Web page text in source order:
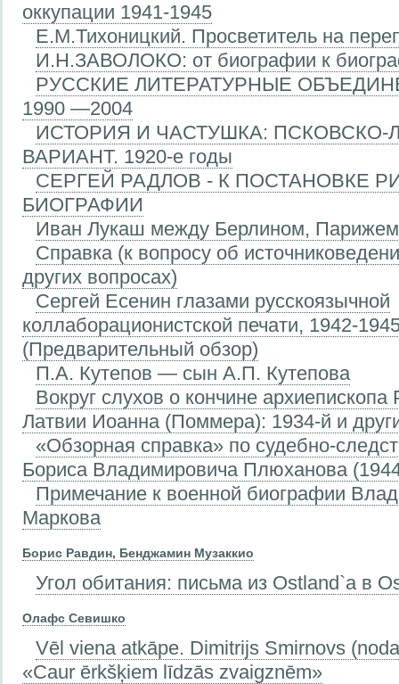
оккупации 1941-1945
Е.М.Тихоницкий. Просветитель на
И.Н.ЗАВОЛОКО: от биографии к
РУССКИЕ ЛИТЕРАТУРНЫЕ
1990 —2004
ИСТОРИЯ И ЧАСТУШКА: ПСКОВСКО-
ВАРИАНТ. 1920-е годы
СЕРГЕЙ РАДЛОВ - К ПОСТАНОВКЕ
БИОГРАФИИ
Иван Лукаш между Берлином,
Справка (к вопросу об
других вопросах)
Сергей Есенин глазами русскоязычной
коллаборационистской печати, 1942-1945
(Предварительный обзор)
П.А. Кутепов — сын А.П. Кутепова
Вокруг слухов о кончине архиепископа
Латвии Иоанна (Поммера): 1934-й и
«Обзорная справка» по судебно-
Бориса Владимировича Плюханова
Примечание к военной биографии
Маркова
Борис Равдин, Бенджамин Музаккио
Угол обитания: письма из Ostland`a в
Олафс Севишко
Vēl viena atkāpe. Dimitrijs Smirnovs
«Caur ērkšķiem līdzās zvaigznēm»